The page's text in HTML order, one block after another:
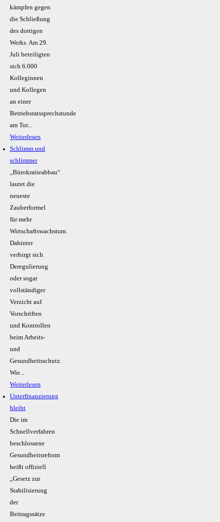
kämpfen gegen
die Schließung
des dortigen
Werks. Am 29.
Juli beteiligten
sich 6.000
Kolleginnen
und Kollegen
an einer
Betriebsratssprechstunde
am Tor...
Weiterlesen
Schlimm und
schlimmer
„Bürokratieabbau“
lautet die
neueste
Zauberformel
für mehr
Wirtschaftswachstum.
Dahinter
verbirgt sich
Deregulierung
oder sogar
vollständiger
Verzicht auf
Vorschriften
und Kontrollen
beim Arbeits-
und
Gesundheitsschutz.
Wie...
Weiterlesen
Unterfinanzierung
bleibt
Die im
Schnellverfahren
beschlossene
Gesundheitsreform
heißt offiziell
„Gesetz zur
Stabilisierung
der
Beitragssätze